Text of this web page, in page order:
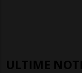
ULTIME